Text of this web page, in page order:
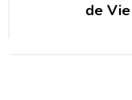
de